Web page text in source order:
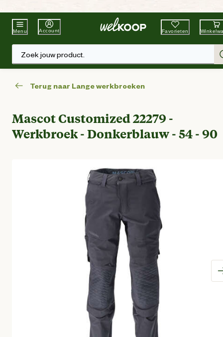
Beste WinkelketenTuin & Dier
Menu Account Favorieten
Zoek jouw product.
Terug naar Lange werkbroeken
Mascot Customized 22279 -
Werkbroek - Donkerblauw - 54 - 90